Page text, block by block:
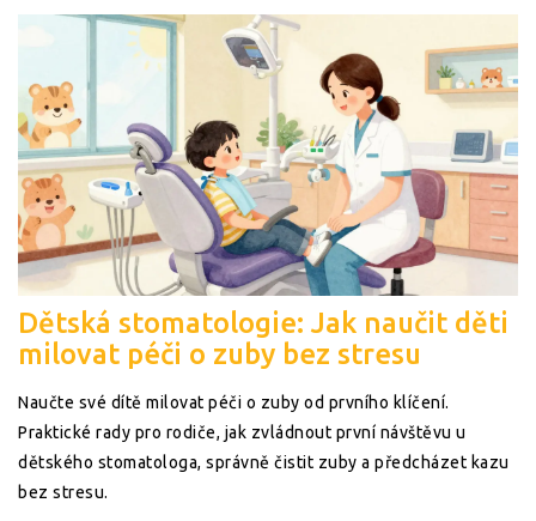
Dětská stomatologie: Jak naučit děti
milovat péči o zuby bez stresu
Naučte své dítě milovat péči o zuby od prvního klíčení.
Praktické rady pro rodiče, jak zvládnout první návštěvu u
dětského stomatologa, správně čistit zuby a předcházet kazu
bez stresu.